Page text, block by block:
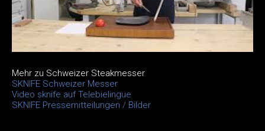
Mehr zu Schweizer Steakmesser
SKNIFE Schweizer Messer
Video sknife auf Telebielingue
SKNIFE Pressemitteilungen / Bilder